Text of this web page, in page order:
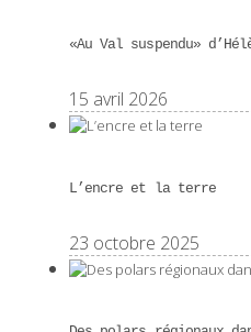
«Au Val suspendu»
15 avril 2026
L’encre et la terre
23 octobre 2025